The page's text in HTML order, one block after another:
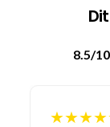
8.5/10